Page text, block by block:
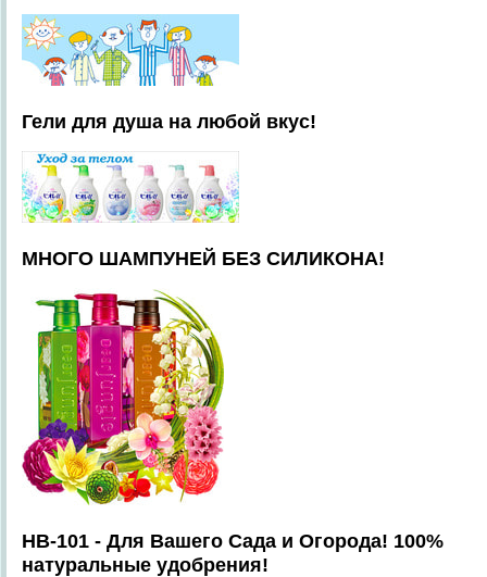
Гели для душа на любой вкус!
МНОГО ШАМПУНЕЙ БЕЗ СИЛИКОНА!
HB-101 - Для Вашего Сада и Огорода! 100%
натуральные удобрения!